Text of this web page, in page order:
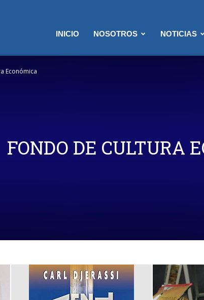
INICIO NOSOTROS NOTICIAS
Económica
FONDO DE CULTURA